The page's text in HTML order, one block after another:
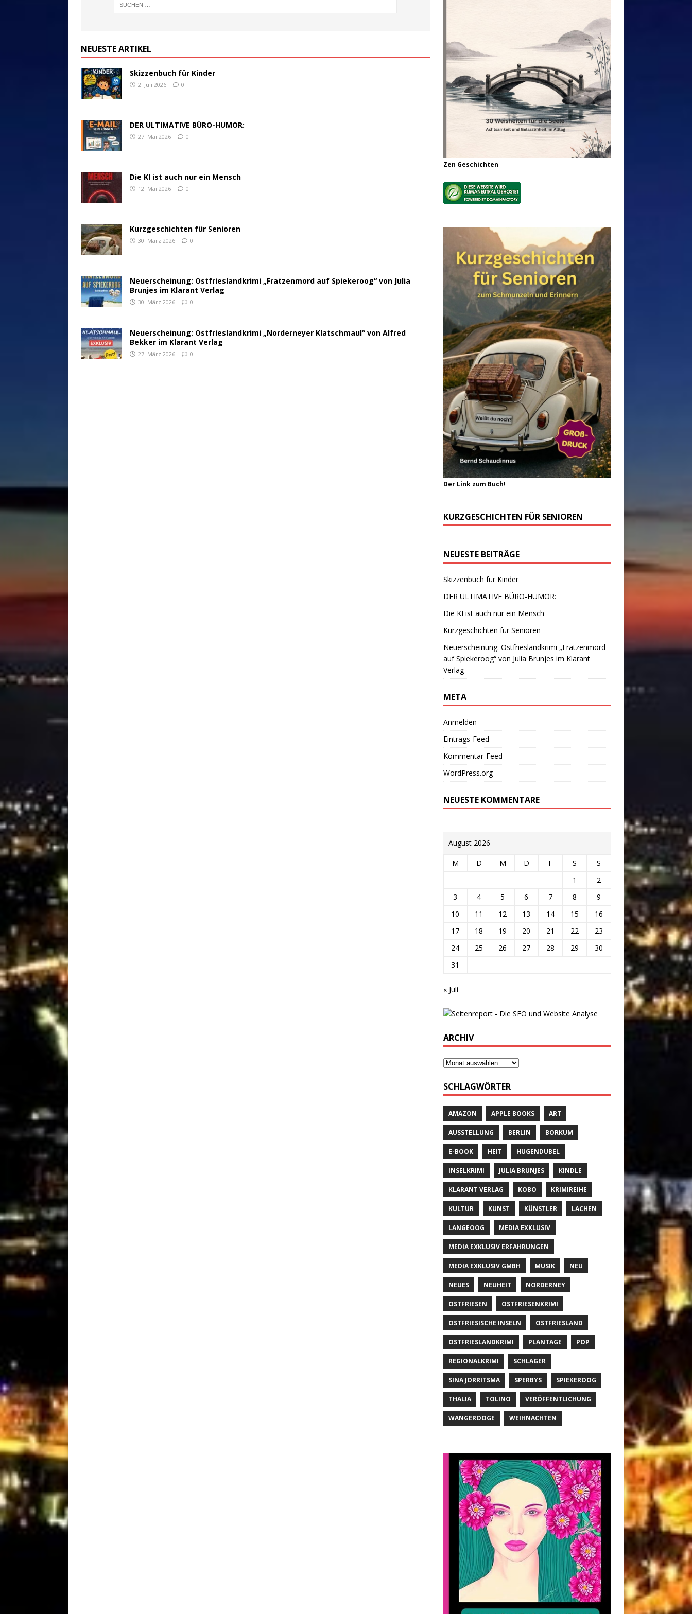
NEUESTE ARTIKEL
Skizzenbuch für Kinder
2. Juli 2026 0
DER ULTIMATIVE BÜRO-HUMOR:
27. Mai 2026 0
Die KI ist auch nur ein Mensch
12. Mai 2026 0
Kurzgeschichten für Senioren
30. März 2026 0
Neuerscheinung: Ostfrieslandkrimi „Fratzenmord auf Spiekeroog“ von Julia
Brunjes im Klarant Verlag
30. März 2026 0
Neuerscheinung: Ostfrieslandkrimi „Norderneyer Klatschmaul“ von Alfred
Bekker im Klarant Verlag
27. März 2026 0
Zen Geschichten
Der Link zum Buch!
KURZGESCHICHTEN FÜR SENIOREN
NEUESTE BEITRÄGE
Skizzenbuch für Kinder
DER ULTIMATIVE BÜRO-HUMOR:
Die KI ist auch nur ein Mensch
Kurzgeschichten für Senioren
Neuerscheinung: Ostfrieslandkrimi „Fratzenmord
auf Spiekeroog“ von Julia Brunjes im Klarant
Verlag
META
Anmelden
Eintrags-Feed
Kommentar-Feed
WordPress.org
NEUESTE KOMMENTARE
August 2026
M D M D F S
S
1
2
3
4 5 6 7 8
9
10
11 12 13 14 15
16
17
18 19 20 21 22
23
24
25 26 27 28 29
30
31
« Juli
ARCHIV
SCHLAGWÖRTER
AMAZON APPLE BOOKS ART
AUSSTELLUNG BERLIN BORKUM
E-BOOK HEIT HUGENDUBEL
INSELKRIMI JULIA BRUNJES KINDLE
KLARANT VERLAG KOBO KRIMIREIHE
KULTUR KUNST KÜNSTLER LACHEN
LANGEOOG MEDIA EXKLUSIV
MEDIA EXKLUSIV ERFAHRUNGEN
MEDIA EXKLUSIV GMBH MUSIK NEU
NEUES NEUHEIT NORDERNEY
OSTFRIESEN OSTFRIESENKRIMI
OSTFRIESISCHE INSELN OSTFRIESLAND
OSTFRIESLANDKRIMI PLANTAGE POP
REGIONALKRIMI SCHLAGER
SINA JORRITSMA SPERBYS SPIEKEROOG
THALIA TOLINO VERÖFFENTLICHUNG
WANGEROOGE WEIHNACHTEN